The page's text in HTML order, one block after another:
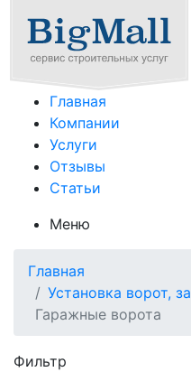
Главная
Компании
Услуги
Отзывы
Статьи
Меню
Главная
Установка ворот,
Гаражные ворота
Фильтр